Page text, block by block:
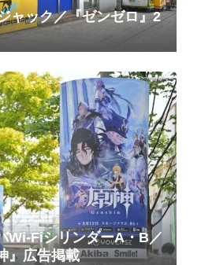
ャック／『ゼンゼロ』2
Wi-FiシリンダーA・B／
』広告掲載